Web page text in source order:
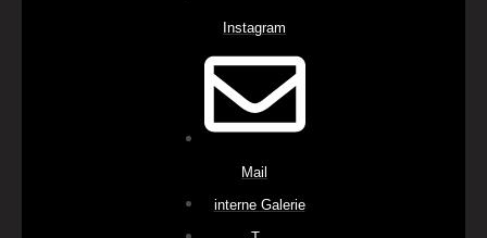
Instagram
Mail
interne Galerie